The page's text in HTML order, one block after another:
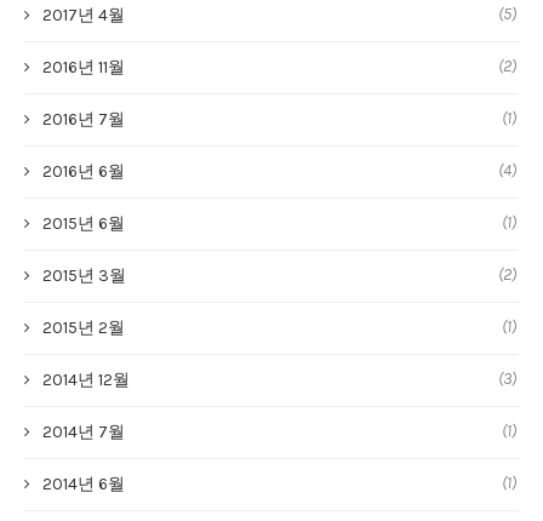
2017년 4월 (5)
2016년 11월 (2)
2016년 7월 (1)
2016년 6월 (4)
2015년 6월 (1)
2015년 3월 (2)
2015년 2월 (1)
2014년 12월 (3)
2014년 7월 (1)
2014년 6월 (1)